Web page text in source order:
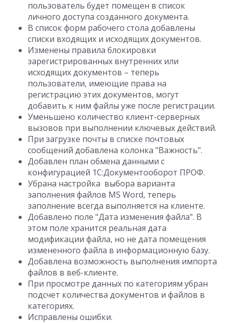
пользователь будет помещен в список
личного доступа созданного документа.
В список форм рабочего стола добавлены
списки входящих и исходящих документов.
Изменены правила блокировки
зарегистрированных внутренних или
исходящих документов – теперь
пользователи, имеющие права на
регистрацию этих документов, могут
добавить к ним файлы уже после регистрации.
Уменьшено количество клиент-серверных
вызовов при выполнении ключевых действий.
При загрузке почты в списке почтовых
сообщений добавлена колонка "Важность".
Добавлен план обмена данными с
конфигурацией 1С:Документооборот ПРОФ.
Убрана настройка выбора варианта
заполнения файлов MS Word, теперь
заполнение всегда выполняется на клиенте.
Добавлено поле "Дата изменения файла". В
этом поле хранится реальная дата
модификации файла, но не дата помещения
измененного файла в информационную базу.
Добавлена возможность выполнения импорта
файлов в веб-клиенте.
При просмотре данных по категориям убран
подсчет количества документов и файлов в
категориях.
Исправлены ошибки.